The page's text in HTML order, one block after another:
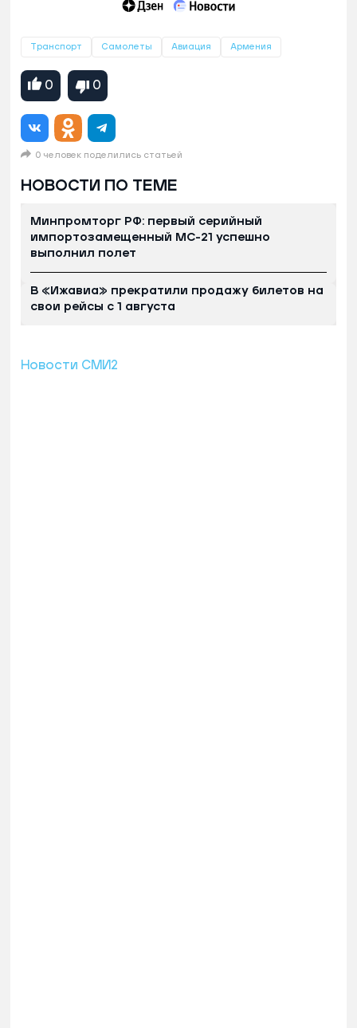
Транспорт Самолеты Авиация Армения
0 0
0 человек поделились статьей
НОВОСТИ ПО ТЕМЕ
Минпромторг РФ: первый серийный
импортозамещенный МС-21 успешно
выполнил полет
В «Ижавиа» прекратили продажу билетов на
свои рейсы с 1 августа
Новости СМИ2